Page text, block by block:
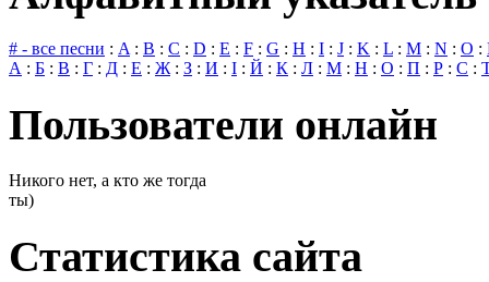
# - все песни : A: B : C : D : E : F : G : H : I : J : K : L : M : N : O :
А : Б : В : Г : Д : Е : Ж: З : И : І : Й : К : Л : М : Н : О : П : Р : С :
Пользователи онлайн
Никого нет, а кто же тогда
ты)
Статистика сайта